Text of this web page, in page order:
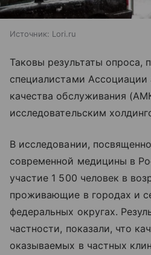
Источник: Lori.ru
Таковы результаты опроса,
специалистами Ассоциации
качества обслуживания
исследовательским
В исследовании,
современной медицины в
участие 1 500 человек в
проживающие в городах и
федеральных округах.
частности, показали, что
оказываемых в частных